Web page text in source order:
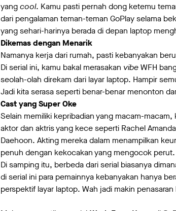
yangcool. Kamu pasti pernah dong ketemu
dari pengalaman teman-teman GoPlay selama
yang sehari-harinya berada di depan laptop
Dikemas dengan Menarik
Namanya kerja dari rumah, pasti kebanyakan
Di serial ini, kamu bakal merasakan vibeWFH
seolah-olah direkam dari layar laptop. Hampir
Jadi kita serasa seperti benar-benar menonton
Cast yang Super Oke
Selain memiliki kepribadian yang macam-macam,
aktor dan aktris yang kece seperti Rachel
Daehoon. Akting mereka dalam menampilkan
penuh dengan kekocakan yang mengocok perut.
Di samping itu, berbeda dari serial biasanya
di serial ini para pemainnya kebanyakan hanya
perspektif layar laptop. Wah jadi makin penasaran